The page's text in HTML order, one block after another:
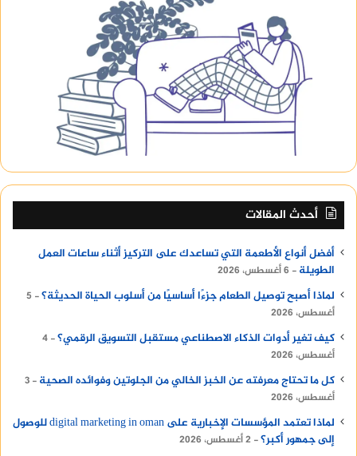
أحدث المقالات
أفضل أنواع الأطعمة التي تساعدك على التركيز أثناء ساعات العمل
الطويلة
6 أغسطس، 2026
لماذا أصبح توصيل الطعام جزءًا أساسيًا من أسلوب الحياة الحديثة؟
5
أغسطس، 2026
كيف تغير أدوات الذكاء الاصطناعي مستقبل التسويق الرقمي؟ 4
أغسطس، 2026
كل ما تحتاج معرفته عن الخبز الخالي من الجلوتين وفوائده الصحية
3
أغسطس، 2026
لماذا تعتمد المؤسسات الإخبارية على digital marketing in oman للوصول
إلى جمهور أكبر؟ 2 أغسطس، 2026